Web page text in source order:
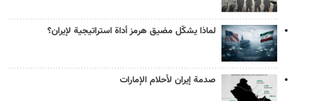
لماذا يشكّل مضيق هرمز أداة استراتيجية لإيران؟
صدمة إيران لأحلام الإمارات